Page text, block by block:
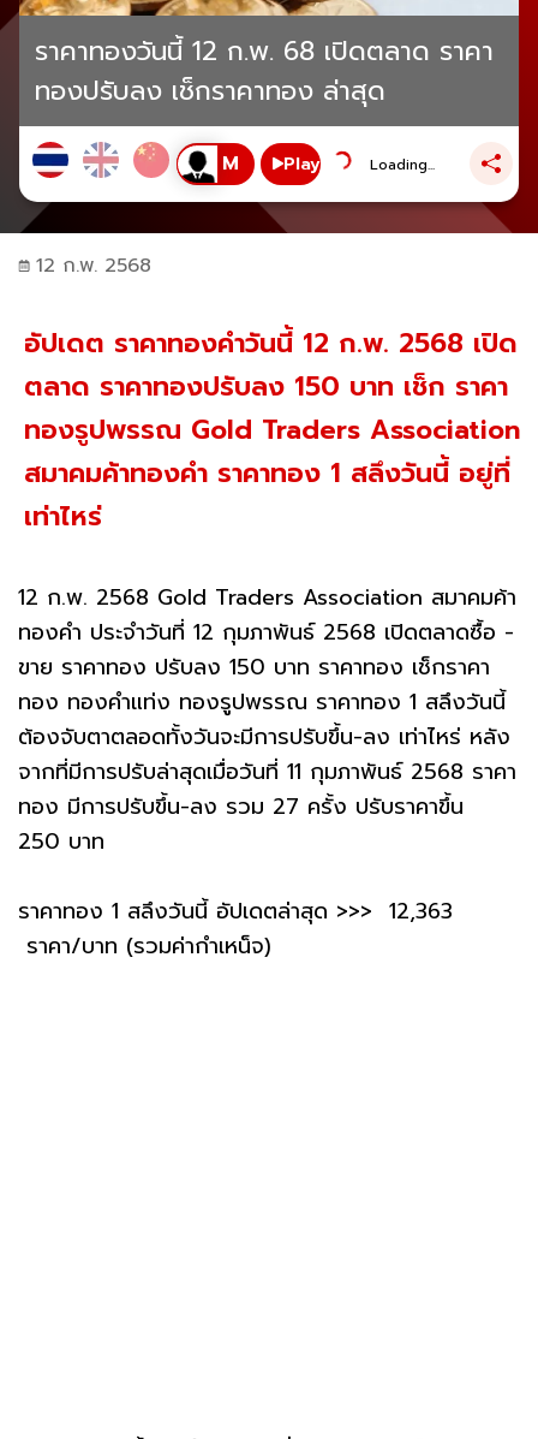
ราคาทองวันนี้ 12 ก.พ. 68 เปิดตลาด ราคา
ทองปรับลง เช็กราคาทอง ล่าสุด
Play Loading...
12 ก.พ. 2568
อัปเดต ราคาทองคำวันนี้ 12 ก.พ. 2568 เปิด
ตลาด ราคาทองปรับลง 150 บาท เช็ก ราคา
ทองรูปพรรณ Gold Traders Association
สมาคมค้าทองคำ ราคาทอง 1 สลึงวันนี้ อยู่ที่
เท่าไหร่
12 ก.พ. 2568 Gold Traders Association สมาคมค้า
ทองคำ ประจำวันที่ 12 กุมภาพันธ์ 2568 เปิดตลาดซื้อ -
ขาย ราคาทอง ปรับลง 150 บาท ราคาทอง เช็กราคา
ทอง ทองคำแท่ง ทองรูปพรรณ ราคาทอง 1 สลึงวันนี้
ต้องจับตาตลอดทั้งวันจะมีการปรับขึ้น-ลง เท่าไหร่ หลัง
จากที่มีการปรับล่าสุดเมื่อวันที่ 11 กุมภาพันธ์ 2568 ราคา
ทอง มีการปรับขึ้น-ลง รวม 27 ครั้ง ปรับราคาขึ้น
250 บาท
ราคาทอง 1 สลึงวันนี้ อัปเดตล่าสุด >>> 12,363
ราคา/บาท (รวมค่ากำเหน็จ)